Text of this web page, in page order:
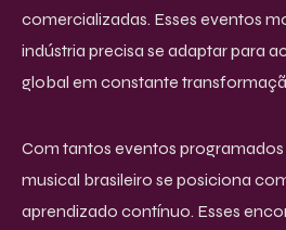
comercializadas. Esses eventos
indústria precisa se adaptar para
global em constante
Com tantos eventos
musical brasileiro se posiciona
aprendizado contínuo. Esses